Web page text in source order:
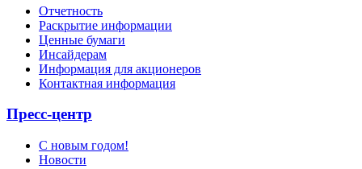
Отчетность
Раскрытие информации
Ценные бумаги
Инсайдерам
Информация для акционеров
Контактная информация
Пресс-центр
С новым годом!
Новости